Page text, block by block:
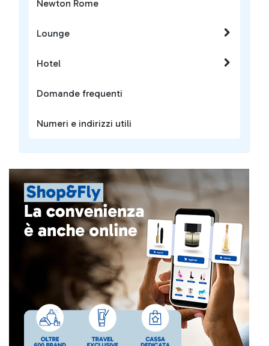
Newton Rome
Lounge
Hotel
Domande frequenti
Numeri e indirizzi utili